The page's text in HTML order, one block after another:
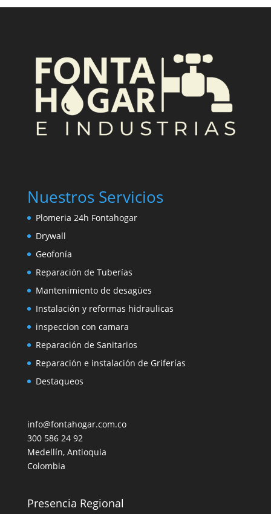
Nuestros Servicios
Plomeria 24h Fontahogar
Drywall
Geofonía
Reparación de Tuberías
Mantenimiento de desagües
Instalación y reformas hidraulicas
inspeccion con camara
Reparación de Sanitarios
Reparación e instalación de Griferías
Destaqueos
info@fontahogar.com.co
300 586 24 92
Medellín, Antioquia
Colombia
Presencia Regional